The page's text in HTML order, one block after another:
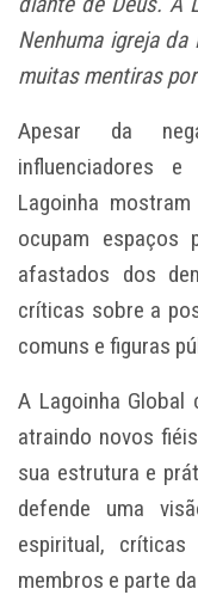
Nenhuma igreja
muitas mentiras
Apesar da
influenciadores
Lagoinha
ocupam espaços
afastados dos
críticas sobre a
comuns e figuras
A Lagoinha
atraindo novos
sua estrutura e
defende uma
espiritual,
membros e parte